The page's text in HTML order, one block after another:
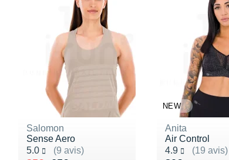
Salomon
Sense Aero
5.0
(9 avis)
Noté 5.0 sur 5
NEW
Anita
Air Control
4.9
(19 avis)
Noté 4.9 sur 5